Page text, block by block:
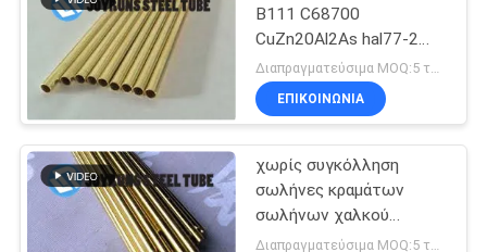
B111 C68700
CuZn20Al2As hal77-2
χωρίς συγκόλληση
σωλήνας χαλκού
Διαπραγματεύσιμα MOQ:5 τόνοι ανά μέγεθος
ΕΠΙΚΟΙΝΩΝΊΑ
χωρίς συγκόλληση
σωλήνες κραμάτων
σωλήνων χαλκού
25*1mm χωρίς